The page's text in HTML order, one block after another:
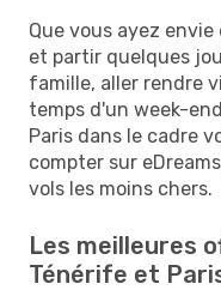
Que vous ayez
et partir quelques
famille, aller rendre
temps d'un week-
Paris dans le cadre
compter sur
vols les moins chers.
Les meilleures
Ténérife et